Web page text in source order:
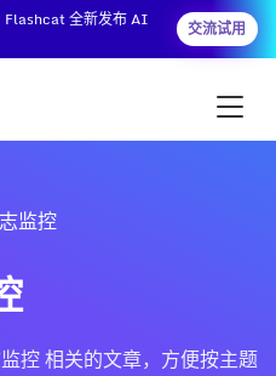
Flashcat 全新发布 AI
交流试用
监控
控 相关的文章，方便按主题